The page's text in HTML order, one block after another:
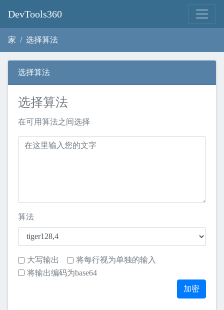
DevTools360
家 选择算法
选择算法
选择算法
在可用算法之间选择
算法
大写输出
将每行视为单独的输入
将输出编码为base64
加密